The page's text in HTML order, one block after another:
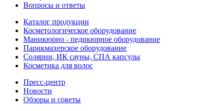
Вопросы и ответы
Каталог продукции
Косметологическое оборудование
Маникюрно - педикюрное оборудование
Парикмахерское оборудование
Солярии, ИК сауны, СПА капсулы
Косметика для волос
Пресс-центр
Новости
Обзоры и советы